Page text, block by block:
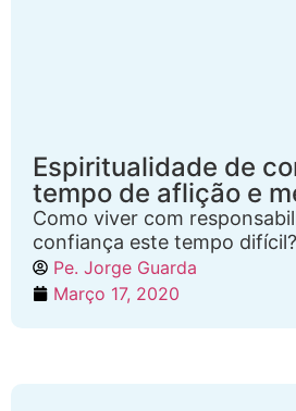
Espiritualidade de
tempo de aflição e
Como viver com
confiança este tempo difícil?
Pe. Jorge Guarda
Março 17, 2020